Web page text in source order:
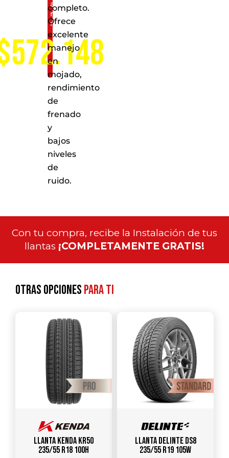
a
nivel
nacional
completo.
Ofrece
excelente
manejo
en
mojado,
rendimiento
de
frenado
y
bajos
niveles
de
ruido.
Con tu compra, recibe la Instalación de tus
llantas ¡COMPLETAMENTE GRATIS!
Otras opcionespara ti
Llanta KENDA KR50
235/55 R18 100H
Llanta DELINTE DS8
235/55 R19 105W